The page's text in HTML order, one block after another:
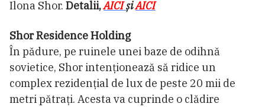
Ilona Shor. Detalii,AICIșiAICI
Shor Residence Holding
În pădure, pe ruinele unei baze de odihnă
sovietice, Shor intenționează să ridice un
complex rezidențial de lux de peste 20 mii de
metri pătrați. Acesta va cuprinde o clădire